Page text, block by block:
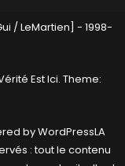
/ LeMartien] - 1998-
Est Ici. Theme:
byWordPressLA
: tout le contenu